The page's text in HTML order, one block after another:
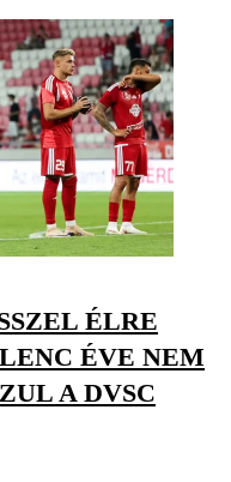
ÉLRE
ÉVE NEM
A DVSC